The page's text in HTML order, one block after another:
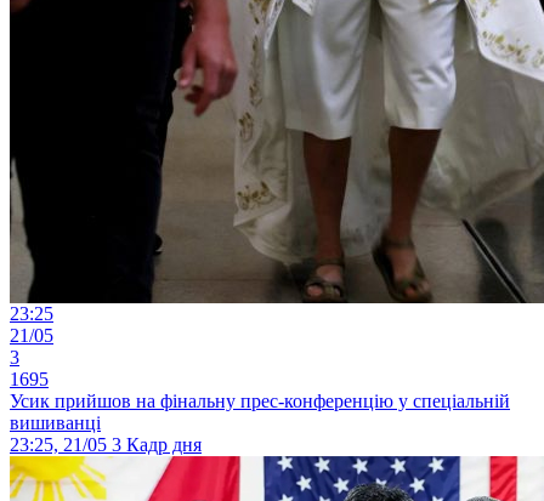
23:25
21/05
3
1695
Усик прийшов на фінальну прес-конференцію у спеціальній
вишиванці
23:25, 21/05 3 Кадр дня